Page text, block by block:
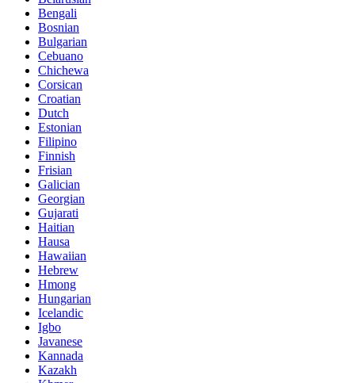
Bengali
Bosnian
Bulgarian
Cebuano
Chichewa
Corsican
Croatian
Dutch
Estonian
Filipino
Finnish
Frisian
Galician
Georgian
Gujarati
Haitian
Hausa
Hawaiian
Hebrew
Hmong
Hungarian
Icelandic
Igbo
Javanese
Kannada
Kazakh